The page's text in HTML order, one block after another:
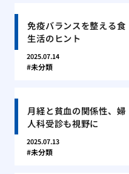
免疫バランスを整える食
生活のヒント
2025.07.14
未分類
月経と貧血の関係性、婦
人科受診も視野に
2025.07.13
未分類